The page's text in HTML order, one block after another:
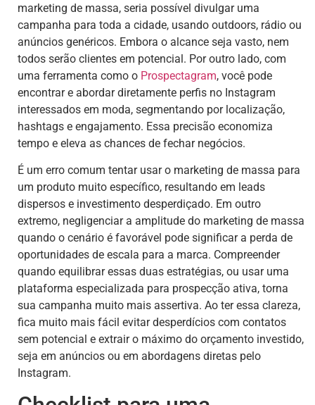
marketing de massa, seria possível divulgar uma
campanha para toda a cidade, usando outdoors, rádio ou
anúncios genéricos. Embora o alcance seja vasto, nem
todos serão clientes em potencial. Por outro lado, com
uma ferramenta como o Prospectagram, você pode
encontrar e abordar diretamente perfis no Instagram
interessados em moda, segmentando por localização,
hashtags e engajamento. Essa precisão economiza
tempo e eleva as chances de fechar negócios.
É um erro comum tentar usar o marketing de massa para
um produto muito específico, resultando em leads
dispersos e investimento desperdiçado. Em outro
extremo, negligenciar a amplitude do marketing de massa
quando o cenário é favorável pode significar a perda de
oportunidades de escala para a marca. Compreender
quando equilibrar essas duas estratégias, ou usar uma
plataforma especializada para prospecção ativa, torna
sua campanha muito mais assertiva. Ao ter essa clareza,
fica muito mais fácil evitar desperdícios com contatos
sem potencial e extrair o máximo do orçamento investido,
seja em anúncios ou em abordagens diretas pelo
Instagram.